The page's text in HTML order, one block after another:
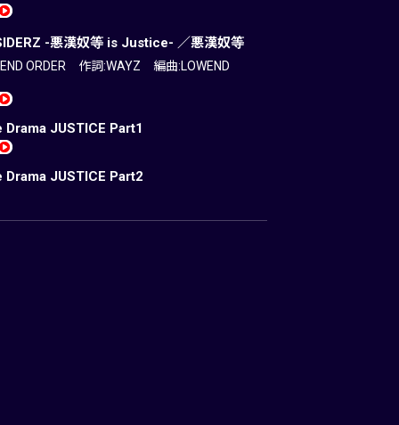
-悪漢奴等 is Justice- ／悪漢奴等
ORDER 作詞:WAYZ 編曲:LOWEND
JUSTICE Part1
Drama JUSTICE Part2